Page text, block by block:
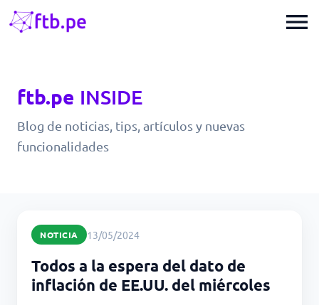
menu
ftb.pe INSIDE
Blog de noticias, tips, artículos y nuevas
funcionalidades
NOTICIA 13/05/2024
Todos a la espera del dato de
inflación de EE.UU. del miércoles